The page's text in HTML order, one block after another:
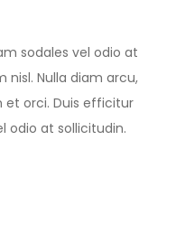
sodales vel odio at
nisl. Nulla diam arcu,
et orci. Duis efficitur
odio at sollicitudin.